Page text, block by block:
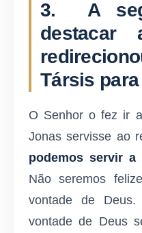
3. A
destacar
Társis
O Senhor o fez ir
Jonas servisse ao
podemos servir a
Não seremos
vontade de
vontade de Deus